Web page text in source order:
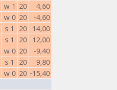
w 1 20
4,60
w 0 20
-4,60
s 1 20 14,00
s 1 20 12,00
w 0 20
-9,40
s 1 20
9,80
w 0 20 -15,40